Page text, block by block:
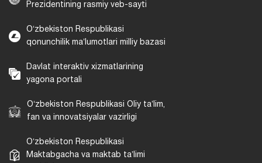
Prezidentining rasmiy veb-sayti
Oʻzbekiston Respublikasi
qonunchilik maʼlumotlari milliy bazasi
Davlat interaktiv xizmatlarining
yagona portali
Oʻzbekiston Respublikasi Oliy taʼlim,
fan va innovatsiyalar vazirligi
Oʻzbekiston Respublikasi
Maktabgacha va maktab taʼlimi